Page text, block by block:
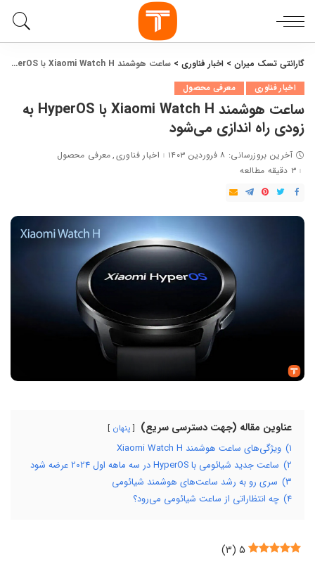
گارانتی تسک میران > اخبار فناوری > ساعت هوشمند Xiaomi Watch H با HyperOS به زودی راه اندازی می‌شود
اخبار فناوری معرفی محصول
ساعت هوشمند Xiaomi Watch H با HyperOS به
زودی راه اندازی می‌شود
آخرین بروزرسانی: ۸ فروردین ۱۴۰۳ اخبار فناوری معرفی محصول
۳ دقیقه مطالعه
عناوین مقاله (جهت دسترسی سریع) پنهان
۱) ویژگی‌های ساعت هوشمند Xiaomi Watch H
۲) ساعت جدید شیائومی با HyperOS در سه ماهه اول 2024 عرضه شود
۳) سری رو به رشد ساعت‌های هوشمند شیائومی
۴) چه انتظاراتی از ساعت شیائومی می‌رود؟
۵ (۳)